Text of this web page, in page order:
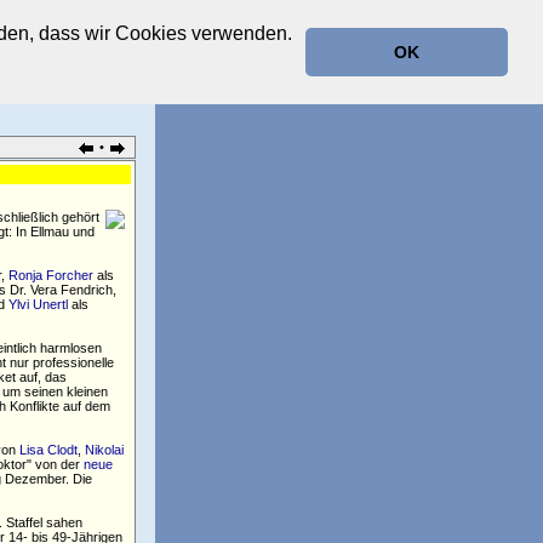
dass wir Cookies verwenden.
OK
•
gehört
In Ellmau und
Ronja Forcher als
Dr. Vera Fendrich,
Ylvi Unertl als
harmlosen
nur professionelle
auf, das
seinen kleinen
Konflikte auf dem
Lisa Clodt, Nikolai
von der neue
Dezember. Die
Staffel sahen
14- bis 49-Jährigen